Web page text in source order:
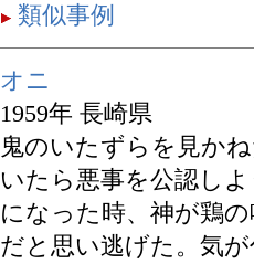
類似事例
オニ
1959年 長崎県
鬼のいたずらを見か
いたら悪事を公認し
になった時、神が鶏
だと思い逃げた。気